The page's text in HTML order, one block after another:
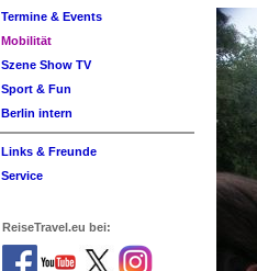
Termine & Events
Mobilität
Szene Show TV
Sport & Fun
Berlin intern
Links & Freunde
Service
ReiseTravel.eu bei: